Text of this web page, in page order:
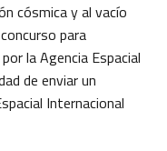
cósmica y al vacío
para
la Agencia Espacial
de enviar un
Internacional